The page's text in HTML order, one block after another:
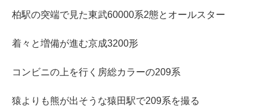
柏駅の突端で見た東武60000系2態とオールスター
着々と増備が進む京成3200形
コンビニの上を行く房総カラーの209系
猿よりも熊が出そうな猿田駅で209系を撮る